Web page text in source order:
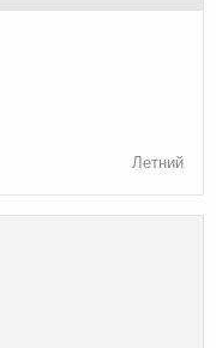
Летний